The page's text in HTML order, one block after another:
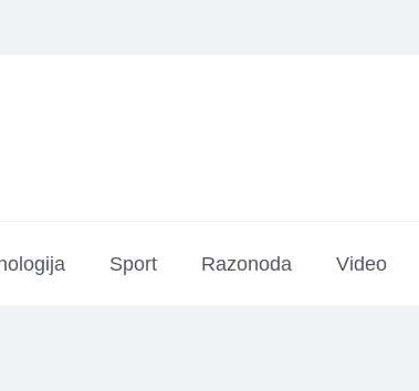
Sport Razonoda Video